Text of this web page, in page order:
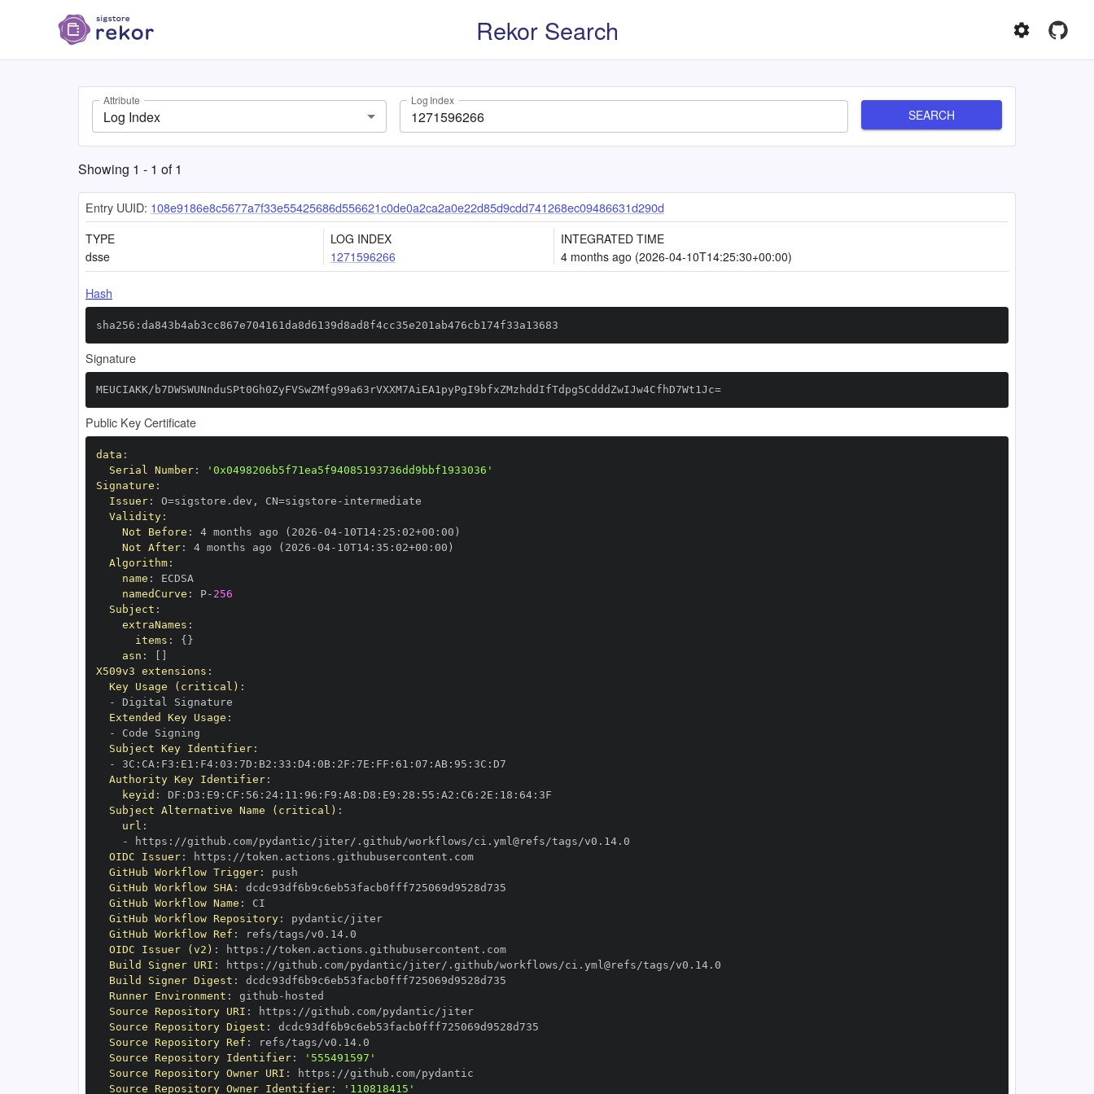
Rekor Search
Attribute
Log Index
Log Index
SEARCH
Showing 1 - 1 of1
Entry UUID: 108e9186e8c5677a7f33e55425686d556621c0de0a2ca2a0e22d85d9cdd741268ec09486631d290d
TYPE
dsse
LOG INDEX
1271596266
INTEGRATED TIME
4 months ago (2026-04-10T14:25:30+00:00)
Hash
sha256:da843b4ab3cc867e704161da8d6139d8ad8f4cc35e201ab476cb174f33a13683
Signature
MEUCIAKK/b7DWSWUNnduSPt0Gh0ZyFVSwZMfg99a63rVXXM7AiEA1pyPgI9bfxZMzhddIfTdpg5CdddZwIJw4CfhD7Wt1Jc=
Public Key Certificate
data :
Serial Number:
'0x0498206b5f71ea5f94085193736dd9bbf1933036'
Signature :
Issuer: O=sigstore.dev , CN=sigstore -
Validity:
Not Before : 4 months ago (2026 -04- 10T14: 25 : 02+00 :
Not After: 4 months ago (2026 -04- 10T14: 35 : 02+00 :
Algorithm:
name :
namedCurve : P- 256
Subject :
extraNames :
items : { }
asn :
X509v3 extensions :
Key Usage (critical) :
-
Extended Key Usage :
-
Subject Key Identifier:
-
3C : CA : F3 : E1 : F4: 03 : 7D : B2 : 33 : D4: 0B: 2F : 7E : FF : 61 : 07 : AB: 95 : 3C :
Authority Key Identifier:
keyid : DF : D3 : E9 : CF : 56 : 24: 11 : 96 : F9 : A8 : D8 : E9 : 28 : 55 : A2 : C6 : 2E : 18 : 64:
Subject Alternative Name (critical) :
url :
-
https :
OIDC Issuer: https :
//token.actions.githubusercontent.com
GitHub Workflow Trigger:
GitHub Workflow SHA:
GitHub Workflow Name :
GitHub Workflow Repository:
pydantic/jiter
GitHub Workflow Ref :
OIDC Issuer (v2) : https :
//token.actions.githubusercontent.com
Build Signer URI : https :
Build Signer Digest :
Runner Environment : github -
Source Repository URI : https :
//github.com/pydantic/jiter
Source Repository Digest :
Source Repository Ref :
Source Repository Identifier:
'555491597'
Source Repository Owner URI : https :
Source Repository Owner Identifier: '110818415'